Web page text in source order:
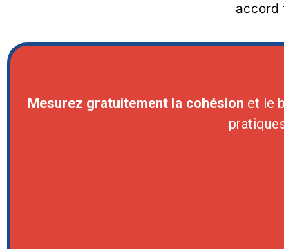
accord
Mesurez gratuitement la cohésion et le